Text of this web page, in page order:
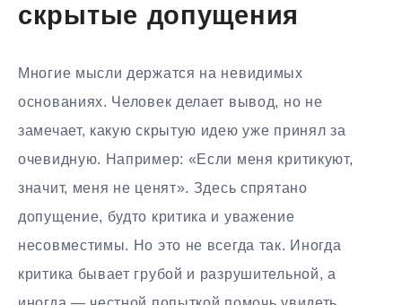
скрытые допущения
Многие мысли держатся на невидимых
основаниях. Человек делает вывод, но не
замечает, какую скрытую идею уже принял за
очевидную. Например: «Если меня критикуют,
значит, меня не ценят». Здесь спрятано
допущение, будто критика и уважение
несовместимы. Но это не всегда так. Иногда
критика бывает грубой и разрушительной, а